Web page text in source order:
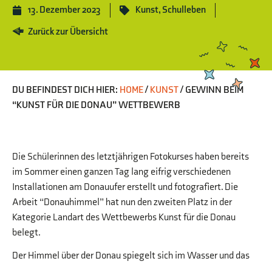
13. Dezember 2023 Kunst, Schulleben
Zurück zur Übersicht
DU BEFINDEST DICH HIER: HOME/ KUNST/ GEWINN BEIM
“KUNST FÜR DIE DONAU” WETTBEWERB
Die Schülerinnen des letztjährigen Fotokurses haben bereits
im Sommer einen ganzen Tag lang eifrig verschiedenen
Installationen am Donauufer erstellt und fotografiert. Die
Arbeit “Donauhimmel” hat nun den zweiten Platz in der
Kategorie Landart des Wettbewerbs Kunst für die Donau
belegt.
Der Himmel über der Donau spiegelt sich im Wasser und das